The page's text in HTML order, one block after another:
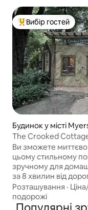
Топ вибір гостей
Вибір гостей
Будинок у місті
The Crooked
добре
будинок
Ви зможете
цьому стильному
зручному для
за 8 хвилин від
Під навісом дерев
красиво
терасами та двома
Розташування ·
подорожі